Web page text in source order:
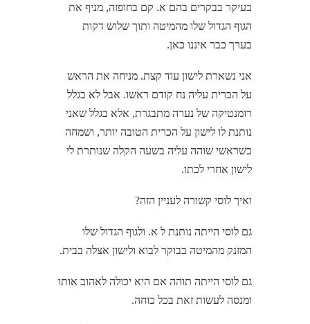
בעיקר בבקרים בהם א. קם בחופזה, מניף את
הגוף הגדול שלו מהמיטה ותוך שלוש דקות
בערך כבר איננו כאן.
אני נשארת לישון עוד קצת. מניחה את הראש
על הכרית עליה נח קודם ראשו. אבל לא בגלל
רומנטיקה של נערה מתבגרת, אלא בגלל שאני
נותנת לו לישון על הכרית הטובה יותר, ושמחה
כשראשי שוהה עליה בשעה הקלה שנותרת לי
לישון אחרי לכתו.
ואיך לוסי קשורה לעניין הזה?
גם לוסי הייתה נותנת ל א. ולגוף הגדול שלו
המזנק מהמיטה בבוקר לבוא ולישון אצלה בבית.
גם לוסי הייתה תוהה אם היא יכולה לאהוב אותו
ומנסה לעשות זאת בכל כוחה.